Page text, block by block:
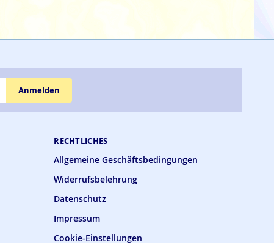
RECHTLICHES
Allgemeine Geschäftsbedingungen
Widerrufsbelehrung
Datenschutz
Impressum
Cookie-Einstellungen
Anmelden